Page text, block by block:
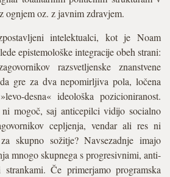
ognjem oz. z javnim zdravjem.
intelektualci, kot je Noam
epistemološke integracije obeh strani:
razsvetljenske znanstvene
gre za dva nepomirljiva pola, ločena
desna« ideološka pozicioniranost.
mogoč, saj anticepilci vidijo socialno
cepljenja, vendar ali res ni
skupno sožitje? Navsezadnje imajo
mnogo skupnega s progresivnimi, anti-
Če primerjamo programska